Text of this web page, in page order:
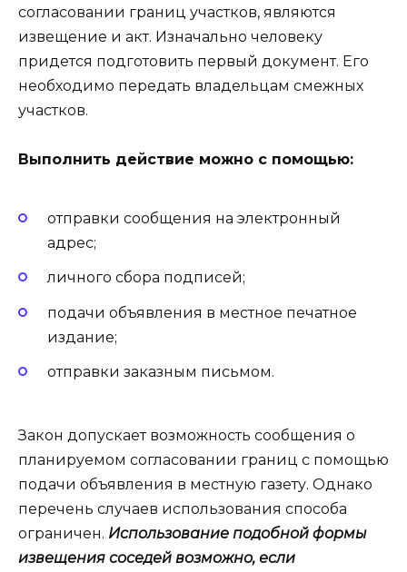
согласовании границ участков, являются
извещение и акт. Изначально человеку
придется подготовить первый документ. Его
необходимо передать владельцам смежных
участков.
Выполнить действие можно с помощью:
отправки сообщения на электронный
адрес;
личного сбора подписей;
подачи объявления в местное печатное
издание;
отправки заказным письмом.
Закон допускает возможность сообщения о
планируемом согласовании границ с помощью
подачи объявления в местную газету. Однако
перечень случаев использования способа
ограничен. Использование подобной формы
извещения соседей возможно, если